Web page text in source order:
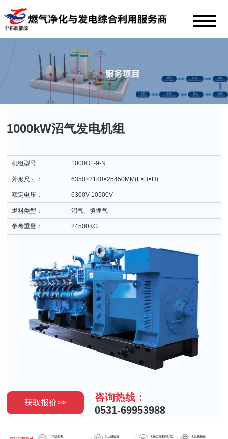
1000kW沼气发电机组
机组型号: 1000GF-9-N
外形尺寸： 6350×2180×25450MM(L×B×H)
额定电压： 6300V 10500V
燃料类型： 沼气、填埋气
参考重量： 24500KG
获取报价>>
咨询热线：
0531-69953988